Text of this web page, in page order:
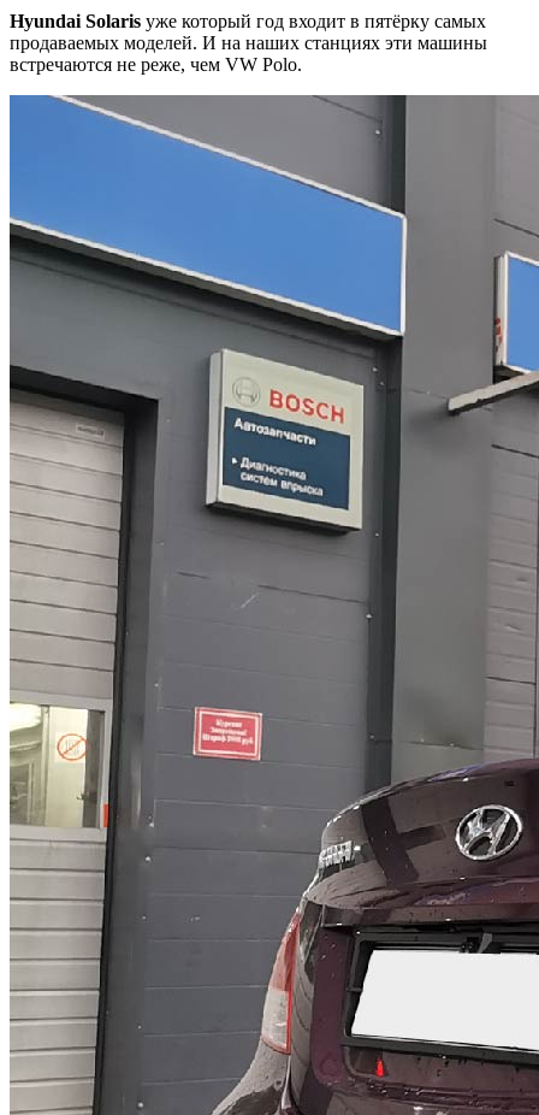
Hyundai Solaris уже который год входит в пятёрку самых
продаваемых моделей. И на наших станциях эти машины
встречаются не реже, чем VW Polo.